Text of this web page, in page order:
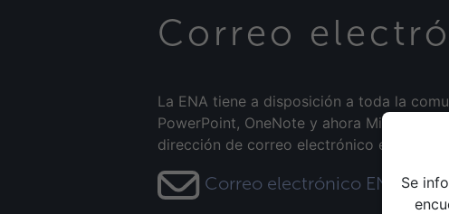
Se
Correo
La ENA tiene a disposición a toda la
PowerPoint, OneNote y ahora Microsoft
dirección de correo electrónico educativa
Correo electrónico ENA